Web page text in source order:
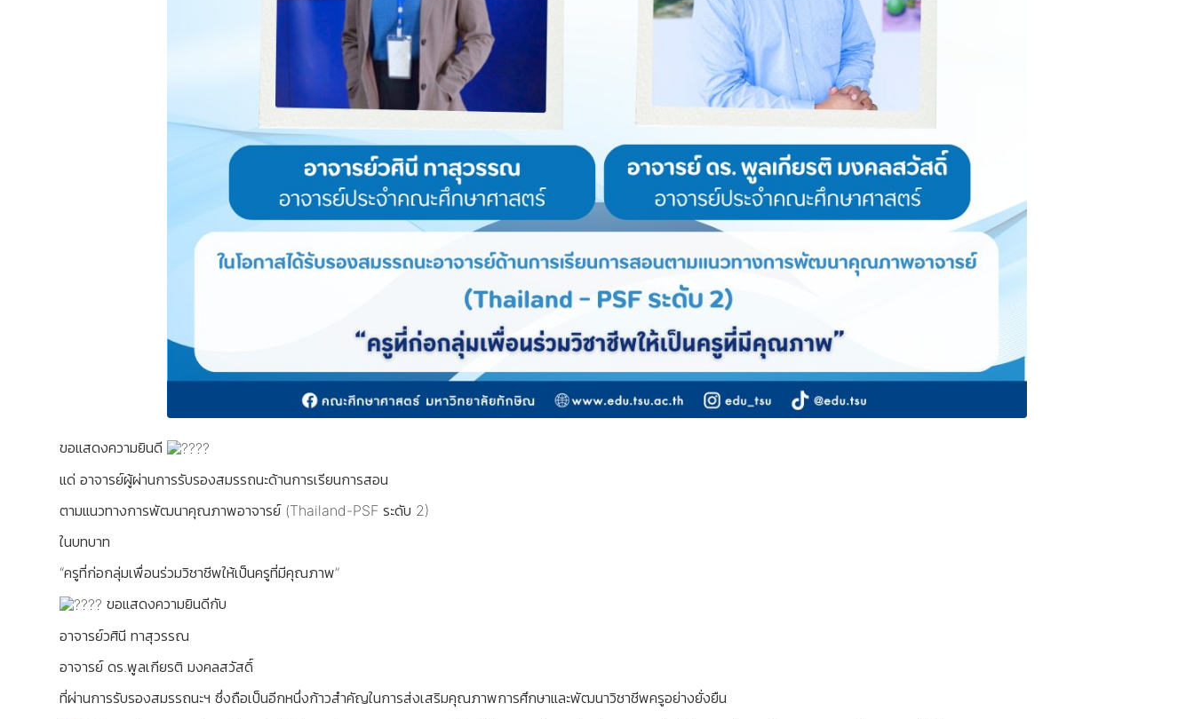
ขอแสดงความยินดี
แด่ อาจารย์ผู้ผ่านการรับรองสมรรถนะด้านการเรียนการสอน
ตามแนวทางการพัฒนาคุณภาพอาจารย์ (Thailand-PSF ระดับ 2)
ในบทบาท
“ครูที่ก่อกลุ่มเพื่อนร่วมวิชาชีพให้เป็นครูที่มีคุณภาพ”
ขอแสดงความยินดีกับ
อาจารย์วศินี ทาสุวรรณ
อาจารย์ ดร.พูลเกียรติ มงคลสวัสดิ์
ที่ผ่านการรับรองสมรรถนะฯ ซึ่งถือเป็นอีกหนึ่งก้าวสำคัญในการส่งเสริมคุณภาพการศึกษาและพัฒนาวิชาชีพครูอย่างยั่งยืน